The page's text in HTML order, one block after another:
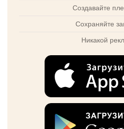
Создавайте
Сохраняйте
Никакой